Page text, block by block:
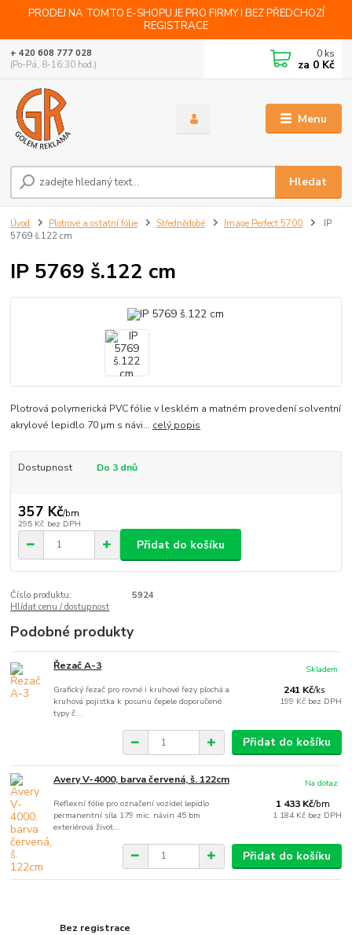
PRODEJ NA TOMTO E-SHOPU JE PRO FIRMY I BEZ PŘEDCHOZÍ
REGISTRACE
Menu
Hledat
+ 420 608 777 028
(Po-Pá, 8-16:30 hod.)
0 ks
za 0 Kč
Úvod Plotrové a ostatní fólie Střednědobé Image Perfect 5700
IP
5769 š.122 cm
IP 5769 š.122 cm
Plotrová polymerická PVC fólie v lesklém a matném provedení solventní
akrylové lepidlo 70 µm s návi... celý popis
Dostupnost Do 3 dnů
357 Kč/bm
295 Kč bez DPH
Přidat do košíku
Číslo produktu:
5924
Hlídat cenu / dostupnost
Podobné produkty
Řezač A-3
Grafický řezač pro rovné i kruhové řezy plochá a
kruhová pojistka k posunu čepele doporučené
typy č...
241 Kč/ks
199 Kč bez DPH
Skladem
Přidat do košíku
Avery V-4000, barva červená, š. 122cm
Reflexní fólie pro označení vozidel lepidlo
permanentní síla 179 mic. návin 45 bm
exteriérová život...
1 433 Kč/bm
1 184 Kč bez DPH
Na dotaz
Přidat do košíku
Bez registrace